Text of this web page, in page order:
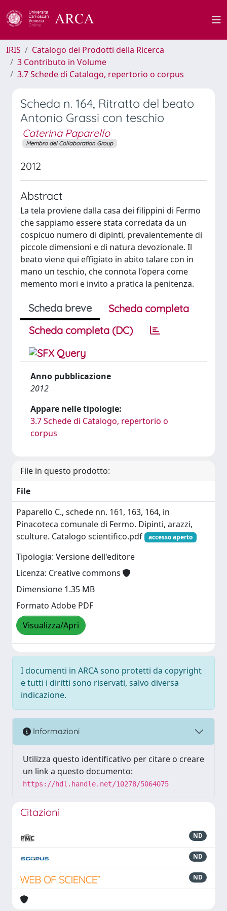
IRIS
Catalogo dei Prodotti della Ricerca
3 Contributo in Volume
3.7 Schede di Catalogo, repertorio o corpus
Scheda n. 164, Ritratto del beato
Antonio Grassi con teschio
Caterina Paparello
Membro del Collaboration Group
2012
Abstract
La tela proviene dalla casa dei filippini di Fermo
che sappiamo essere stata corredata da un
cospicuo numero di dipinti, prevalentemente di
piccole dimensioni e di natura devozionale. Il
beato viene qui effigiato in abito talare con in
mano un teschio, che connota l'opera come
memento mori e invito a pratica la penitenza.
Scheda breve
Scheda completa
Scheda completa (DC)
Anno pubblicazione
2012
Appare nelle tipologie:
3.7 Schede di Catalogo, repertorio o
corpus
File in questo prodotto:
File
Paparello C., schede nn. 161, 163, 164, in
Pinacoteca comunale di Fermo. Dipinti, arazzi,
sculture. Catalogo scientifico.pdf
accesso aperto
Tipologia: Versione dell'editore
Licenza: Creative commons
Dimensione 1.35 MB
Formato Adobe PDF
Visualizza/Apri
I documenti in ARCA sono protetti da copyright
e tutti i diritti sono riservati, salvo diversa
indicazione.
Informazioni
Utilizza questo identificativo per citare o creare
un link a questo documento:
https://hdl.handle.net/10278/5064075
Citazioni
ND
ND
ND